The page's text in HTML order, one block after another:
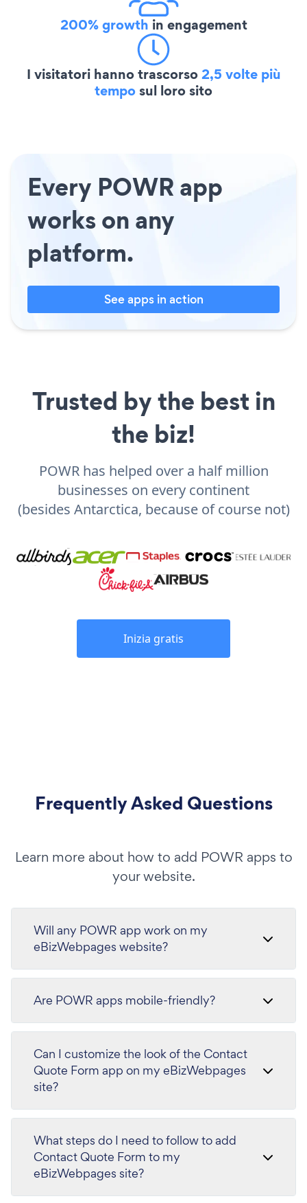
200% growth in engagement
I visitatori hanno trascorso2,5 volte più
temposul loro sito
Every POWR app
works on any
platform.
See apps in action
Trusted by the best in
the biz!
POWR has helped over a half million
businesses on every continent
(besides Antarctica, because of course not)
Inizia gratis
Frequently Asked Questions
Learn more about how to add POWR apps to
your website.
Will any POWR app work on my
eBizWebpages website?
Are POWR apps mobile-friendly?
Can I customize the look of the Contact
Quote Form app on my eBizWebpages
site?
What steps do I need to follow to add
Contact Quote Form to my
eBizWebpages site?